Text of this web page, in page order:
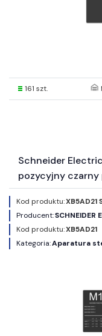
161 szt.
Schneider
pozycyjny czarny
Kod produktu:XB5AD21
Producent:SCHNEIDER
Kod produktu:XB5AD21
Kategoria:Aparatura